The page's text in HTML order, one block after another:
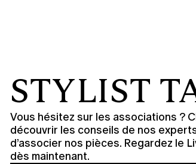
STYLIST
Vous hésitez sur les associations ?
découvrir les conseils de nos
d’associer nos pièces. Regardez le
dès maintenant.